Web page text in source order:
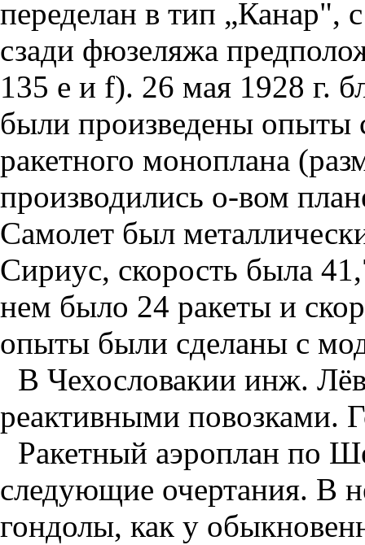
переделан в тип „Канар",
сзади фюзеляжа
135 е и f). 26 мая 1928 г.
были произведены опыты
ракетного моноплана
производились о-вом
Самолет был
Сириус, скорость была
нем было 24 ракеты и
опыты были сделаны с
В Чехословакии инж.
реактивными повозками.
Ракетный аэроплан по
следующие очертания. В
гондолы, как у